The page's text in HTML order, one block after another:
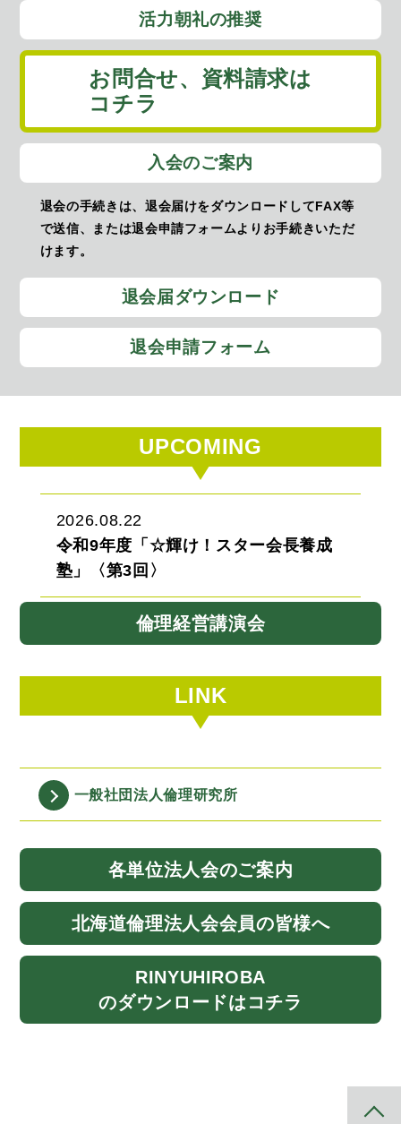
活力朝礼の推奨
お問合せ、 資料請求は
コチラ
入会のご案内
退会の手続きは、退会届けをダウンロードしてFAX等
で送信、または退会申請フォームよりお手続きいただ
けます。
退会届ダウンロード
退会申請フォーム
UPCOMING
2026.08.22
令和9年度「☆輝け！スター会長養成
塾」〈第3回〉
倫理経営講演会
LINK
一般社団法人倫理研究所
各単位法人会のご案内
北海道倫理法人会会員の皆様へ
RINYUHIROBA
のダウンロードはコチラ